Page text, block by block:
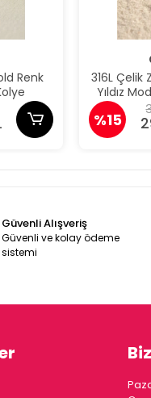
Renk
316L Çelik
Yıldız
%15
Güvenli Alışveriş
Güvenli ve kolay ödeme
sistemi